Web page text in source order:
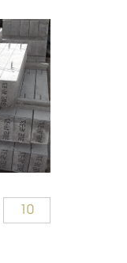
10